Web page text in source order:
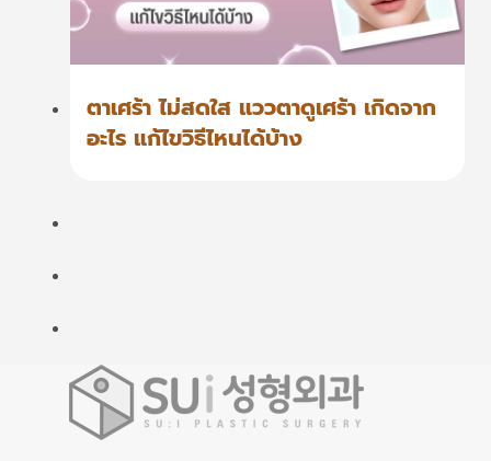
ตาเศร้า ไม่สดใส แววตาดูเศร้า เกิดจาก
อะไร แก้ไขวิธีไหนได้บ้าง